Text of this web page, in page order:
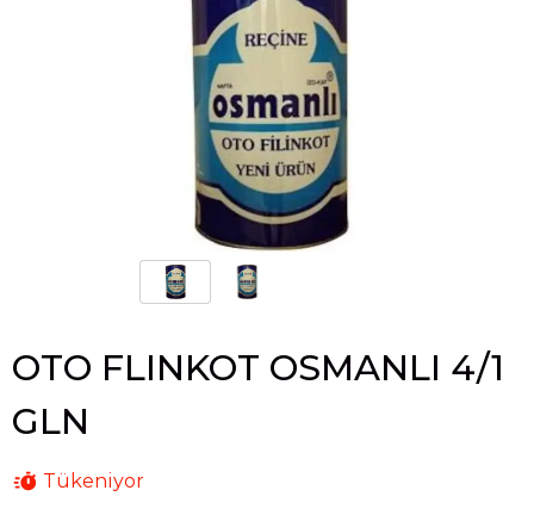
OTO FLINKOT OSMANLI 4/1
GLN
Tükeniyor